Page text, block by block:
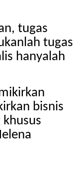
tugas
tugas
hanyalah
bisnis